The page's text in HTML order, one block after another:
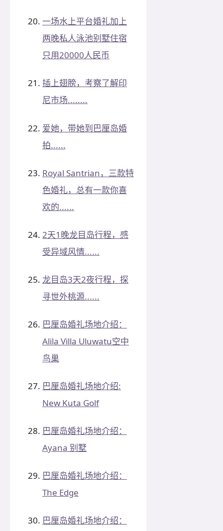
一场水上平台婚礼加上
两晚私人泳池别墅住宿
只用20000人民币
插上翅膀，考察了解印
尼市场........
爱她，带她到巴厘岛婚
拍......
Royal Santrian，三款特
色婚礼，总有一款你喜
欢的......
2天1晚龙目岛行程，感
受异域风情......
龙目岛3天2夜行程，探
寻世外桃源......
巴厘岛婚礼场地介绍：
Alila Villa Uluwatu空中
鸟巢
巴厘岛婚礼场地介绍:
New Kuta Golf
巴厘岛婚礼场地介绍：
Ayana 别墅
巴厘岛婚礼场地介绍：
The Edge
巴厘岛婚礼场地介绍：